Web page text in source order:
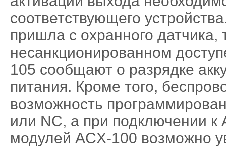
соответствующего
пришла с охранного датчика,
несанкционированном
105 сообщают о разрядке
питания. Кроме того,
возможность
или NC, а при подключении
модулей ACX-100 возможно